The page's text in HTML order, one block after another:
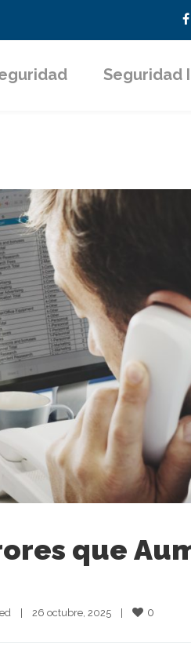
Seguridad
que
26 octubre, 2025 0